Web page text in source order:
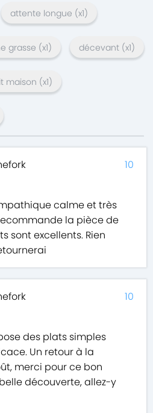
attente longue (x1)
grasse (x1) décevant (x1)
maison (x1)
calme et très
la pièce de
sont excellents. Rien
10
des plats simples
Un retour à la
merci pour ce bon
découverte, allez-y
10